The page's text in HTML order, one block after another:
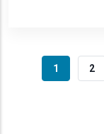
PAGE
1 2